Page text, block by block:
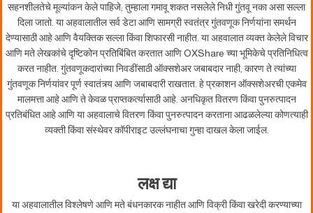
सहनशीलतेचे मूल्यांकन केले पाहिजे; तुम्हाला गमावू शकत नसलेले निधी गुंतवू नका असा सल्ला
दिला जातो. या अहवालातील सर्व डेटा आणि सामग्री स्वतंत्र गुंतवणूक निर्णयांना समर्थन
देण्यासाठी आहे आणि वैयक्तिक सल्ला किंवा शिफारसी नाहीत. या अहवालात व्यक्त केलेले विचार
आणि मते लेखकांचे दृष्टिकोन प्रतिबिंबित करतात आणि OXShare च्या भूमिकेचे प्रतिनिधित्व
करत नाहीत. गुंतवणूकदारांच्या निवडींसाठी ऑक्सशेअर जबाबदार नाही, कारण ते त्यांच्या
गुंतवणूक निर्णयांवर पूर्ण स्वातंत्र्य आणि जबाबदारी राखतात. हे प्रकाशन ऑक्सशेअरची एकमेव
मालमत्ता आहे आणि ते केवळ प्राप्तकर्त्यासाठी आहे. अनधिकृत वितरण किंवा पुनरुत्पादन
प्रतिबंधित आहे आणि या अहवालाचे वितरण किंवा पुनरुत्पादन करताना आढळलेल्या कोणत्याही
व्यक्ती किंवा संस्थेवर कॉपीराइट उल्लंघनाचा गुन्हा दाखल केला जाईल.
लक्ष द्या
या अहवालातील विश्लेषणे आणि मते बंधनकारक नाहीत आणि विक्री किंवा खरेदी करण्याच्या